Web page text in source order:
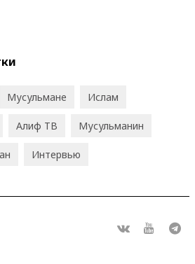
Мусульмане Ислам
Алиф ТВ Мусульманин
Интервью